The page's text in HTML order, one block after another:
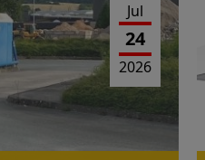
Jul
24
2026